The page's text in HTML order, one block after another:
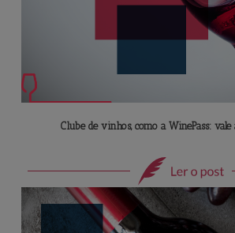
Clube de vinhos, como a WinePass: vale